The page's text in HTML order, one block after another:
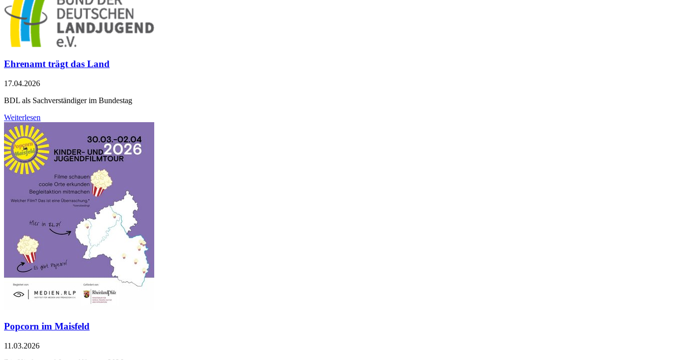
Ehrenamt trägt das Land
17.04.2026
BDL als Sachverständiger im Bundestag
Weiterlesen
Popcorn im Maisfeld
11.03.2026